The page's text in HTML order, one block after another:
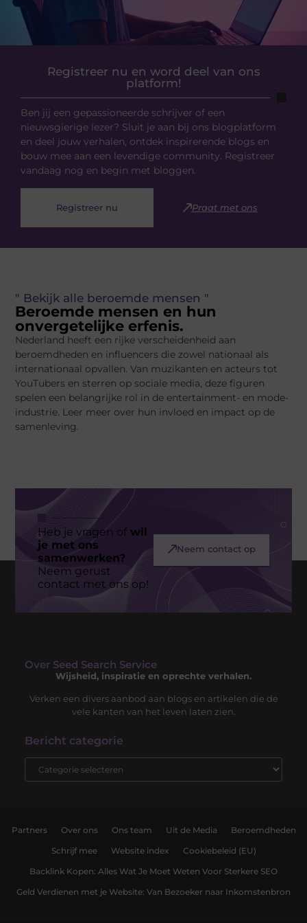
Registreer nu en word deel van ons
platform!
Ben jij een gepassioneerde schrijver of een
nieuwsgierige lezer? Sluit je aan bij ons blogplatform
en deel jouw verhalen, ontdek inspirerende blogs en
bouw mee aan een levendige community. Registreer
vandaag nog en begin met bloggen.
Registreer nu Praat met ons
" Bekijk alle beroemde mensen "
Beroemde mensen en hun
onvergetelijke erfenis.
Nederland heeft een rijke verscheidenheid aan
beroemdheden en influencers die zowel nationaal als
internationaal opvallen. Van muzikanten en acteurs tot
YouTubers en sterren op sociale media, deze figuren
spelen een belangrijke rol in de entertainment- en mode-
industrie. Leer meer over hun invloed en impact op de
samenleving.
Heb je vragen ofwil
je met ons
samenwerken?
Neem gerust
contact met ons op!
Neem contact op
Over Seed Search Service
Wijsheid, inspiratie en oprechte verhalen.
Verken een divers aanbod aan blogs en artikelen die de
vele kanten van het leven laten zien.
Bericht categorie
Partners Over ons Ons team Uit de Media Beroemdheden
Schrijf mee Website index Cookiebeleid (EU)
Backlink Kopen: Alles Wat Je Moet Weten Voor Sterkere SEO
Geld Verdienen met je Website: Van Bezoeker naar Inkomstenbron